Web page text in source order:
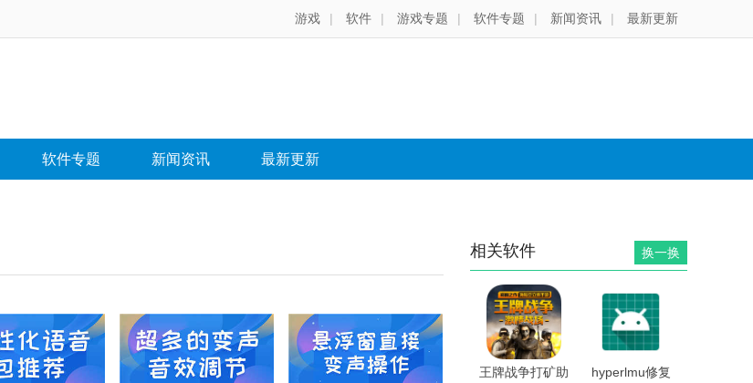
游戏 | 软件 | 游戏专题 | 软件专题 | 新闻资讯 | 最新更新
软件专题 新闻资讯 最新更新
换一换
相关软件
王牌战争打矿助
hyperlmu修复